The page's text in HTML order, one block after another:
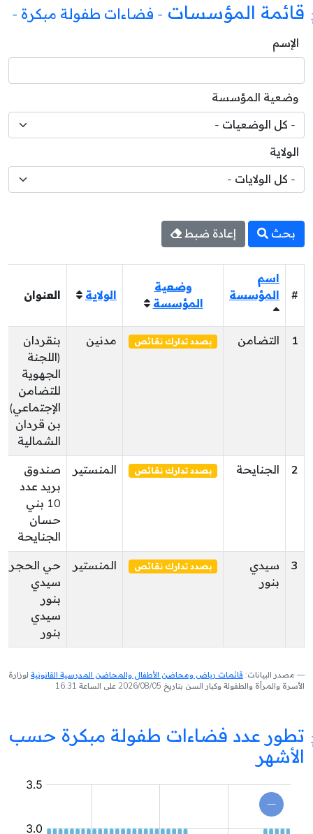
قائمة المؤسسات - فضاءات طفولة مبكرة -
الإسم
وضعية المؤسسة
الولاية
بحث إعادة ضبط
#
اسم
المؤسسة
وضعية
المؤسسة
الولاية العنوان
1 التضامن بصدد تدارك نقائص مدنين
بنقردان
(اللجنة
الجهوية
للتضامن
الإجتماعي)
بن قردان
الشمالية
2
الجنايحة بصدد تدارك نقائص المنستير
صندوق
بريد عدد
10 بني
حسان
الجنايحة
3
سيدي
بنور
بصدد تدارك نقائص المنستير
حي الحجر
سيدي
بنور
سيدي
بنور
مصدر البيانات: قائمات رياض ومحاضن الأطفال والمحاضن المدرسية القانونية لوزارة
الأسرة والمرأة والطفولة وكبار السن بتاريخ 2026/08/05 على الساعة 16:31
تطور عدد فضاءات طفولة مبكرة حسب
الأشهر
فضاء